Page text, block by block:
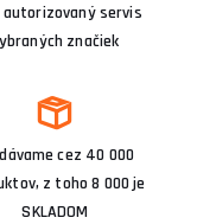
autorizovaný servis
značiek
cez 40 000
z toho 8 000 je
SKLADOM